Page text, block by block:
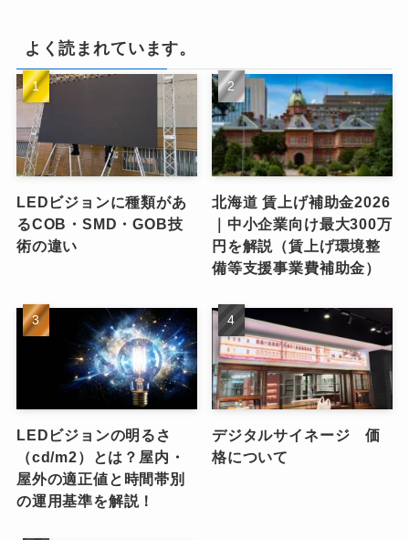
よく読まれています。
LEDビジョンに種類があ
るCOB・SMD・GOB技
術の違い
北海道 賃上げ補助金2026
｜中小企業向け最大300万
円を解説（賃上げ環境整
備等支援事業費補助金）
LEDビジョンの明るさ
（cd/m2）とは？屋内・
屋外の適正値と時間帯別
の運用基準を解説！
デジタルサイネージ 価
格について